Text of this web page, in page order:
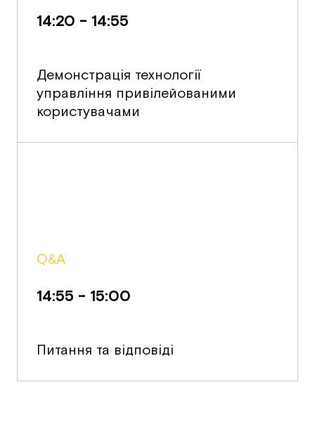
14:20 - 14:55
Демонстрація технології
управління привілейованими
користувачами
Q&A
14:55 - 15:00
Питання та відповіді